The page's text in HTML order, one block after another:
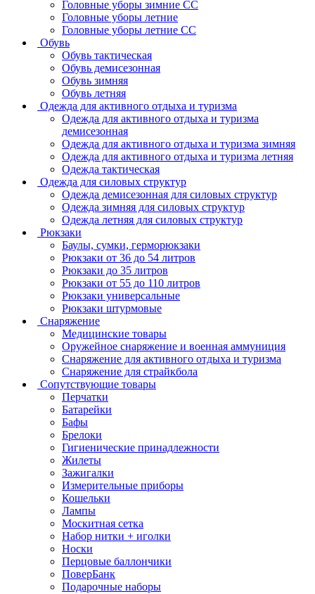
Головные уборы зимние СС
Головные уборы летние
Головные уборы летние СС
Обувь
Обувь тактическая
Обувь демисезонная
Обувь зимняя
Обувь летняя
Одежда для активного отдыха и туризма
Одежда для активного отдыха и туризма
демисезонная
Одежда для активного отдыха и туризма зимняя
Одежда для активного отдыха и туризма летняя
Одежда тактическая
Одежда для силовых структур
Одежда демисезонная для силовых структур
Одежда зимняя для силовых структур
Одежда летняя для силовых структур
Рюкзаки
Баулы, сумки, герморюкзаки
Рюкзаки от 36 до 54 литров
Рюкзаки до 35 литров
Рюкзаки от 55 до 110 литров
Рюкзаки универсальные
Рюкзаки штурмовые
Снаряжение
Медицинские товары
Оружейное снаряжение и военная аммуниция
Снаряжение для активного отдыха и туризма
Снаряжение для страйкбола
Сопутствующие товары
Перчатки
Батарейки
Бафы
Брелоки
Гигиенические принадлежности
Жилеты
Зажигалки
Измерительные приборы
Кошельки
Лампы
Москитная сетка
Набор нитки + иголки
Носки
Перцовые баллончики
ПоверБанк
Подарочные наборы